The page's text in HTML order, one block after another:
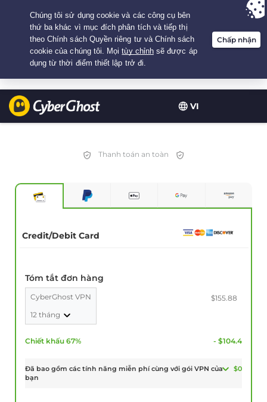
VI
Your choice:The Best Dealfor 3.3333333333333-years at $
/month
Thanh toán an toàn
Credit/Debit Card
Tóm tắt đơn hàng
CyberGhost VPN
12 tháng
$155.88
Chiết khấu 67% - $104.4
Đã bao gồm các tính năng miễn phí cùng với gói VPN của
bạn
$0